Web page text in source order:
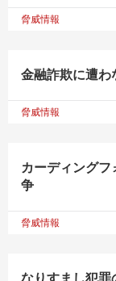
脅威情報
金融詐欺に遭わ
脅威情報
カーディング
争
脅威情報
なりすまし犯罪